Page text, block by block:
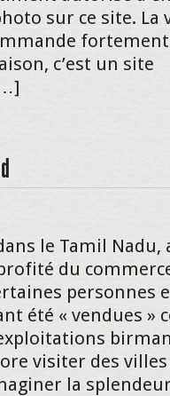
sur ce site. La
c’est un site
le Tamil Nadu,
du
personnes
été « vendues »
visiter des villes
la